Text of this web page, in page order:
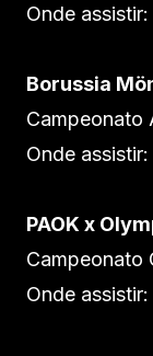
Onde
Borussia
Campeonato
Onde
PAOK x
Campeonato
Onde